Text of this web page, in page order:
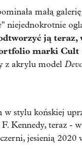
małą
" niejednokrotnie
ją teraz,
marki Cult
z akrylu model
stylu końskiej
Kennedy, teraz -
jesienią 2020